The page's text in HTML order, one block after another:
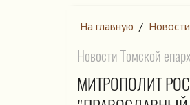
На главную / Новости
Новости Томской
МИТРОПОЛИТ